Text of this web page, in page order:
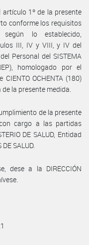
artículo 1º de la presente
conforme los requisitos
lo establecido,
III, IV y VIII, y IV del
Personal del SISTEMA
homologado por el
OCHENTA (180)
la presente medida.
de la presente
cargo a las partidas
DE SALUD, Entidad
SALUD.
dese a la DIRECCIÓN